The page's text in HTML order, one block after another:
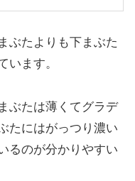
ぶたよりも下まぶた
います。
ぶたは薄くてグラデ
たにはがっつり濃い
るのが分かりやすい